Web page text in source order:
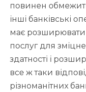
повинен
інші банківські
має розширювати
послуг для
здатності і
все ж таки
різноманітних